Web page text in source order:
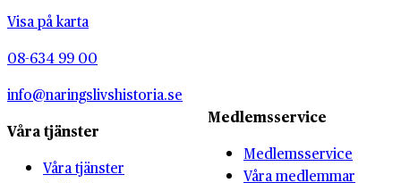
Visa på karta
08-634 99 00
info@naringslivshistoria.se
Våra tjänster
Våra tjänster
Medlemsservice
Medlemsservice
Våra medlemmar